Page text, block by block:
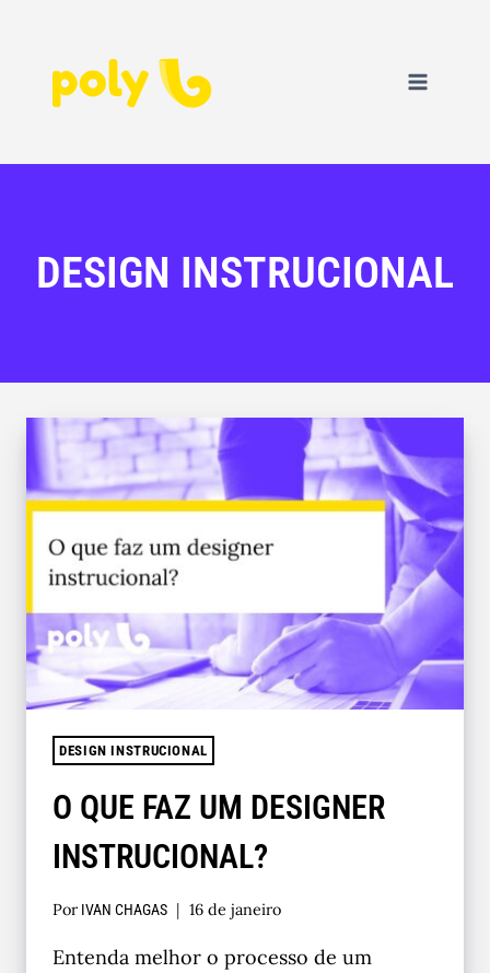
DESIGN INSTRUCIONAL
DESIGN INSTRUCIONAL
O QUE FAZ UM DESIGNER
INSTRUCIONAL?
Por IVAN CHAGAS 16 de janeiro
Entenda melhor o processo de um